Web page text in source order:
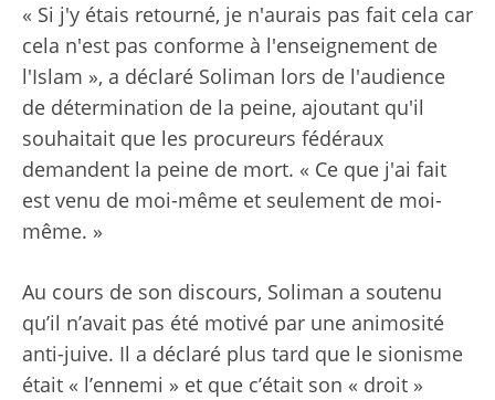
« Si j'y étais retourné, je n'aurais pas fait cela car
cela n'est pas conforme à l'enseignement de
l'Islam », a déclaré Soliman lors de l'audience
de détermination de la peine, ajoutant qu'il
souhaitait que les procureurs fédéraux
demandent la peine de mort. « Ce que j'ai fait
est venu de moi-même et seulement de moi-
même. »
Au cours de son discours, Soliman a soutenu
qu’il n’avait pas été motivé par une animosité
anti-juive. Il a déclaré plus tard que le sionisme
était « l’ennemi » et que c’était son « droit »